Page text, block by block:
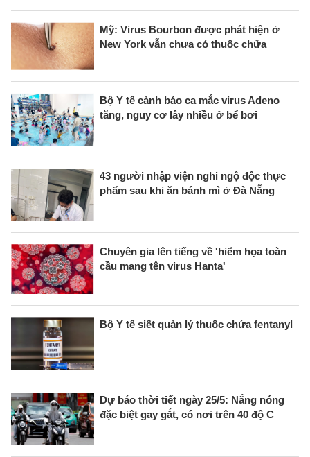
Mỹ: Virus Bourbon được phát hiện ở
New York vẫn chưa có thuốc chữa
Bộ Y tế cảnh báo ca mắc virus Adeno
tăng, nguy cơ lây nhiều ở bể bơi
43 người nhập viện nghi ngộ độc thực
phẩm sau khi ăn bánh mì ở Đà Nẵng
Chuyên gia lên tiếng về 'hiểm họa toàn
cầu mang tên virus Hanta'
Bộ Y tế siết quản lý thuốc chứa fentanyl
Dự báo thời tiết ngày 25/5: Nắng nóng
đặc biệt gay gắt, có nơi trên 40 độ C